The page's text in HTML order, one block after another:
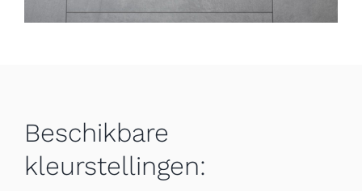
Beschikbare
kleurstellingen: